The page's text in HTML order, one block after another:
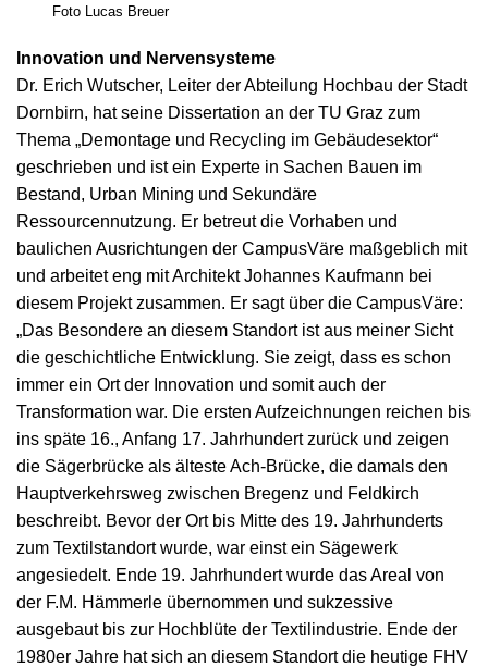
Foto Lucas Breuer
Innovation und Nervensysteme
Dr. Erich Wutscher, Leiter der Abteilung Hochbau der Stadt
Dornbirn, hat seine Dissertation an der TU Graz zum
Thema „Demontage und Recycling im Gebäudesektor“
geschrieben und ist ein Experte in Sachen Bauen im
Bestand, Urban Mining und Sekundäre
Ressourcennutzung. Er betreut die Vorhaben und
baulichen Ausrichtungen der CampusVäre maßgeblich mit
und arbeitet eng mit Architekt Johannes Kaufmann bei
diesem Projekt zusammen. Er sagt über die CampusVäre:
„Das Besondere an diesem Standort ist aus meiner Sicht
die geschichtliche Entwicklung. Sie zeigt, dass es schon
immer ein Ort der Innovation und somit auch der
Transformation war. Die ersten Aufzeichnungen reichen bis
ins späte 16., Anfang 17. Jahrhundert zurück und zeigen
die Sägerbrücke als älteste Ach-Brücke, die damals den
Hauptverkehrsweg zwischen Bregenz und Feldkirch
beschreibt. Bevor der Ort bis Mitte des 19. Jahrhunderts
zum Textilstandort wurde, war einst ein Sägewerk
angesiedelt. Ende 19. Jahrhundert wurde das Areal von
der F.M. Hämmerle übernommen und sukzessive
ausgebaut bis zur Hochblüte der Textilindustrie. Ende der
1980er Jahre hat sich an diesem Standort die heutige FHV